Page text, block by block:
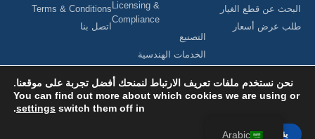
البحث عن قطع الغيار
طلب عرض أسعار
Licensing &
Compliance
التصنيع
الخدمات الهندسية
Terms & Conditions
اتصل بنا
Arabic
نحن نستخدم ملفات تعريف الارتباط لنمنحك أفضل تجربة على موقعنا.
You can find out more about which cookies we are using or
switch them off in
settings
.
يقبل